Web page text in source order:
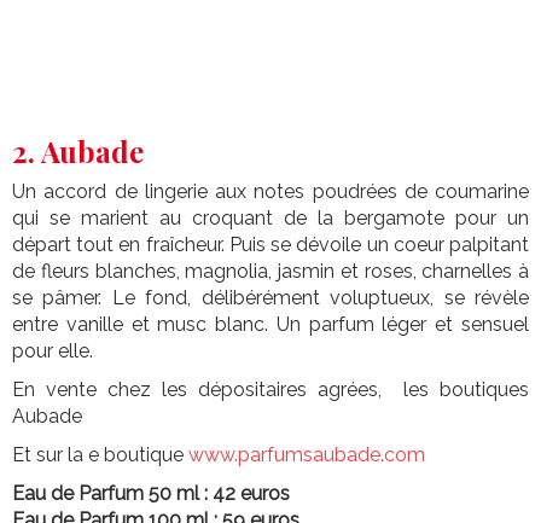
2. Aubade
Un accord de lingerie aux notes poudrées de coumarine
qui se marient au croquant de la bergamote pour un
départ tout en fraîcheur. Puis se dévoile un coeur palpitant
de fleurs blanches, magnolia, jasmin et roses, charnelles à
se pâmer. Le fond, délibérément voluptueux, se révèle
entre vanille et musc blanc. Un parfum léger et sensuel
pour elle.
En vente chez les dépositaires agrées, les boutiques
Aubade
Et sur la e boutique www.parfumsaubade.com
Eau de Parfum 50 ml : 42 euros